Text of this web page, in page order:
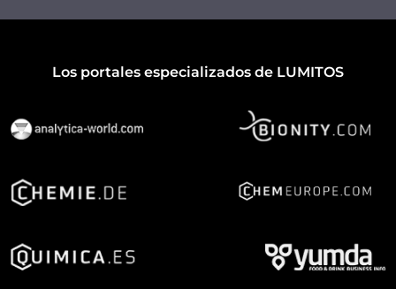
Los portales especializados de LUMITOS